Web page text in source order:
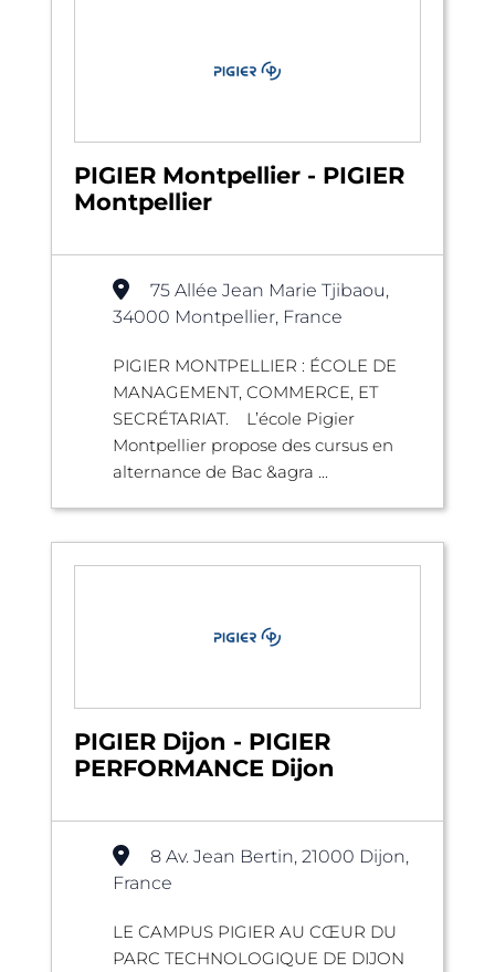
PIGIER Montpellier - PIGIER
Montpellier
75 Allée Jean Marie Tjibaou,
34000 Montpellier, France
PIGIER MONTPELLIER : ÉCOLE DE
MANAGEMENT, COMMERCE, ET
SECRÉTARIAT. L’école Pigier
Montpellier propose des cursus en
alternance de Bac &agra ...
PIGIER Dijon - PIGIER
PERFORMANCE Dijon
8 Av. Jean Bertin, 21000 Dijon,
France
LE CAMPUS PIGIER AU CŒUR DU
PARC TECHNOLOGIQUE DE DIJON